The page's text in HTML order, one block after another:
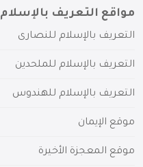
مواقع التعريف بالإسلام
التعريف بالإسلام للنصارى
التعريف بالإسلام للملحدين
التعريف بالإسلام للهندوس
موقع الإيمان
موقع المعجزة الأخيرة